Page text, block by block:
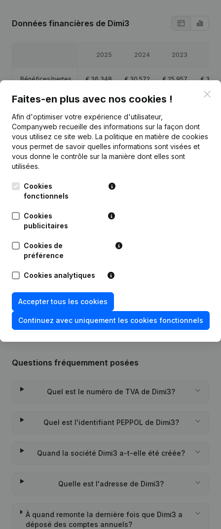
Données financières de Dimi3
2025 2024 2023
Bénéfices/pertes €36 348 €30 572 €25 957 €31
Capitaux propres € 109 323 €90 622 € 60 050
Marge brute €51 504 €40 778 €35 251
Publications
Date Publication
Siège Social
Personne Morale, Ouverture
Succursale, etc...)
Questions fréquemment posées
Quel est le numéro de TVA de Dimi3?
Quel est l'identifiant PEPPOL de Dimi3?
Quand la société Dimi3 a-t-elle été créée?
Quelle est l'adresse de Dimi3?
À quand remonte la dernière fois que Dimi3 a
déposé des comptes annuels?
Faites-en plus avec nos cookies !
Afin d'optimiser votre expérience d'utilisateur,
Companyweb recueille des informations sur la façon dont
vous utilisez ce site web. La politique en matière de cookies
vous permet de savoir quelles informations sont visées et
vous donne le contrôle sur la manière dont elles sont
utilisées.
Cookies
fonctionnels
Cookies
publicitaires
Cookies de
préférence
Cookies analytiques
Accepter tous les cookies
Continuez avec uniquement les cookies fonctionnels